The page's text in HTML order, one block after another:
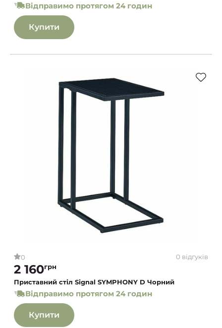
Відправимо протягом 24 годин
Купити
0 0 відгуків
2 160грн
Приставний стіл Signal SYMPHONY D Чорний
Відправимо протягом 24 годин
Купити